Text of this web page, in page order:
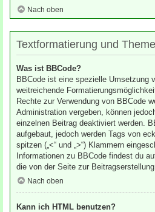
Nach oben
Textformatierung und
Was ist BBCode?
BBCode ist eine spezielle Umsetzung
weitreichende
Rechte zur Verwendung von BBCode
Administration vergeben, können
einzelnen Beitrag deaktiviert werden.
aufgebaut, jedoch werden Tags von
spitzen („<“ und „>“) Klammern
Informationen zu BBCode findest du
die von der Seite zur
Nach oben
Kann ich HTML benutzen?